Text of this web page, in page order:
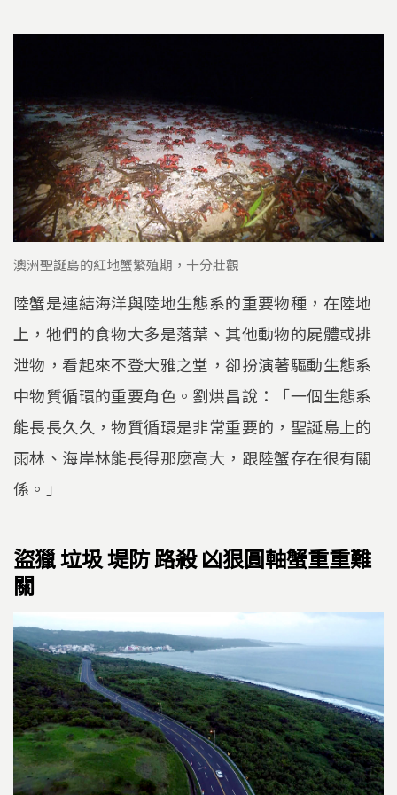
澳洲聖誕島的紅地蟹繁殖期，十分壯觀
陸蟹是連結海洋與陸地生態系的重要物種，在陸地
上，牠們的食物大多是落葉、其他動物的屍體或排
泄物，看起來不登大雅之堂，卻扮演著驅動生態系
中物質循環的重要角色。劉烘昌說：「一個生態系
能長長久久，物質循環是非常重要的，聖誕島上的
雨林、海岸林能長得那麼高大，跟陸蟹存在很有關
係。」
盜獵 垃圾 堤防 路殺 凶狠圓軸蟹重重難
關